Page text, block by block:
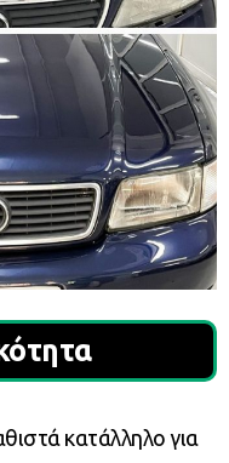
κατάλληλο για